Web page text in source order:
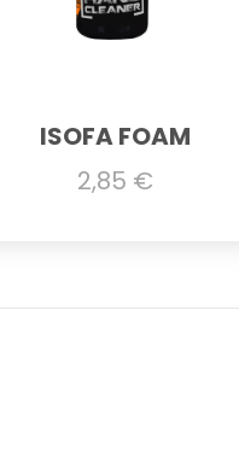
ISOFA FOAM
2,85 €